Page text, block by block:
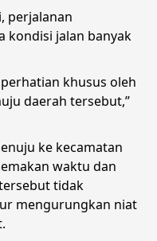
perjalanan
kondisi jalan banyak
khusus oleh
daerah tersebut,”
ke kecamatan
waktu dan
tidak
mengurungkan niat